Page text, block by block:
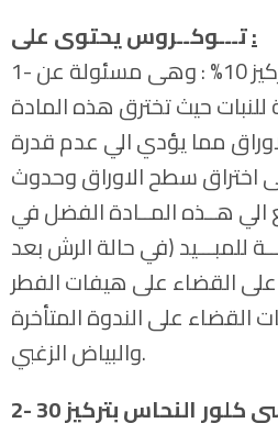
:
1- مادة سيموكسانيل بتركيز 10% : وهى مسئولة عن
للنبات حيث تخترق هذه المادة
مما يؤدي الي عدم قدرة
اختراق سطح الاوراق وحدوث
الي هــذه المــادة الفضل في
للمبـــيد (في حالة الرش بعد
القضاء على هيفات الفطر
القضاء على الندوة المتأخرة
والبياض الزغبي.